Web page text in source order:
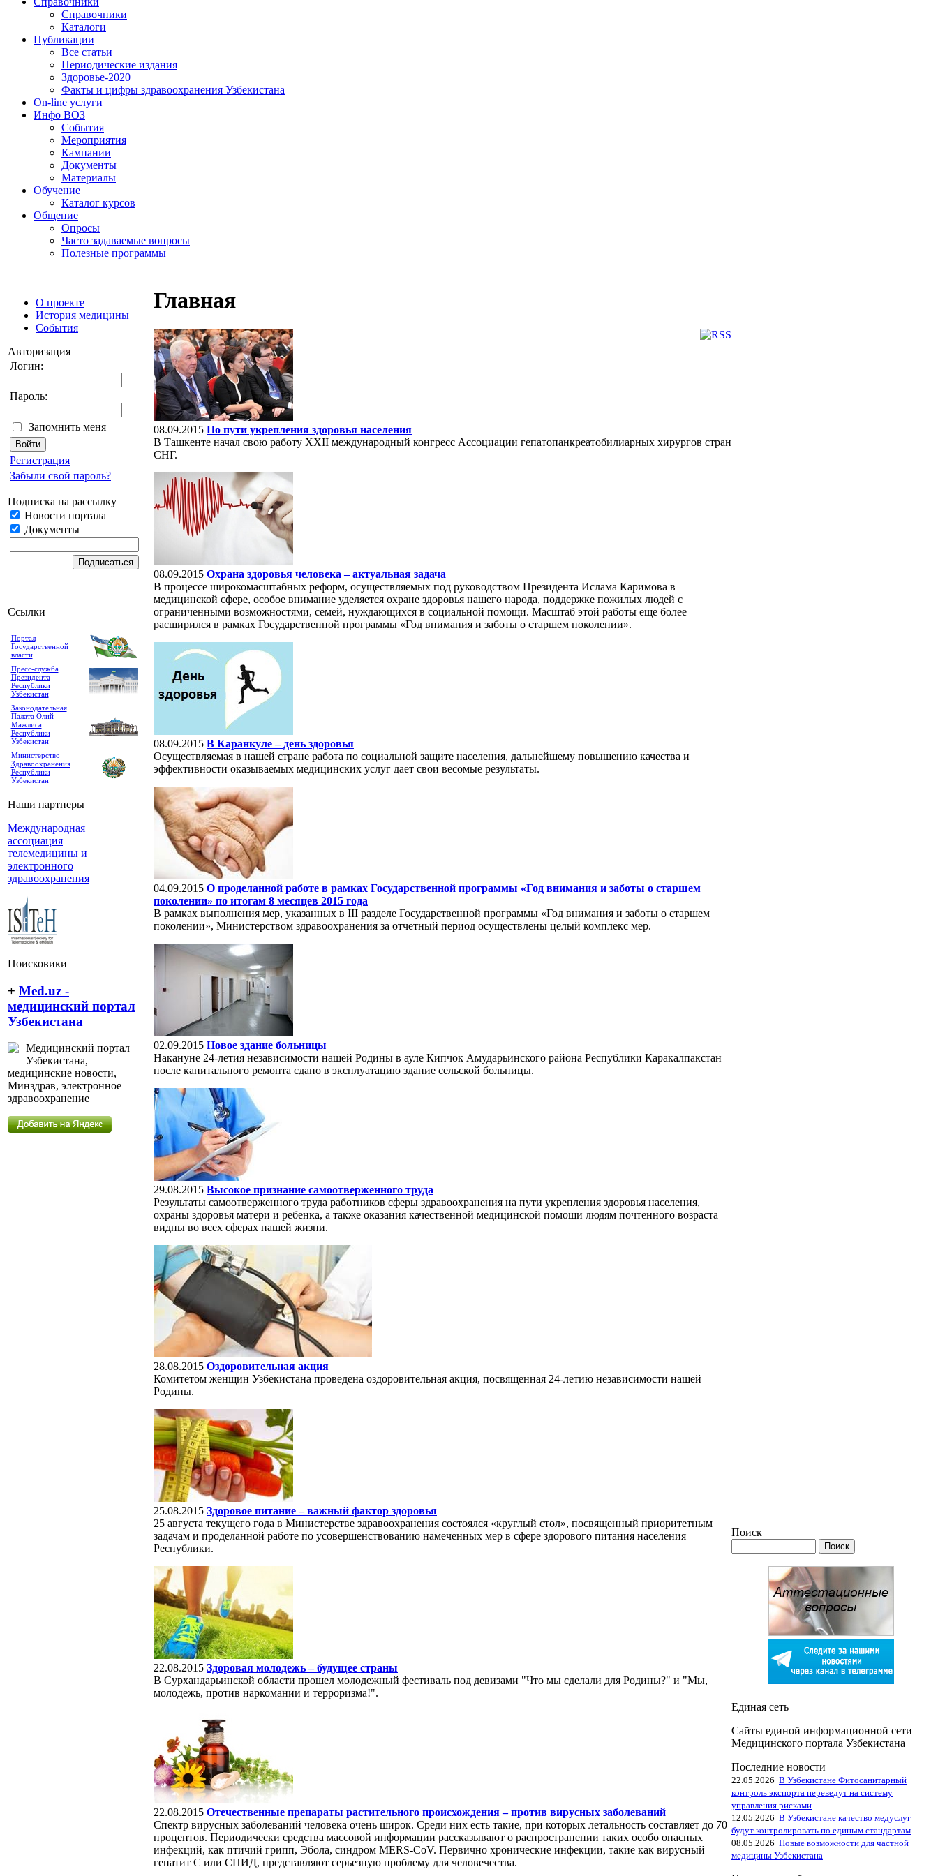
Справочники
Каталоги
Публикации
Все статьи
Периодические издания
Здоровье-2020
Факты и цифры здравоохранения Узбекистана
On-line услуги
Инфо ВОЗ
События
Мероприятия
Кампании
Документы
Материалы
Обучение
Каталог курсов
Общение
Опросы
Часто задаваемые вопросы
Полезные программы
О проекте
История медицины
События
Авторизация
Логин:
Пароль:
Запомнить меня
Регистрация
Забыли свой пароль?
Подписка на рассылку
Новости портала
Документы
Ссылки
Портал
Государственной
власти
Пресс-служба
Президента
Республики
Узбекистан
Законодательная
Палата Олий
Мажлиса
Республики
Узбекистан
Министерство
Здравоохранения
Республики
Узбекистан
Наши партнеры
Международная
ассоциация
телемедицины и
электронного
здравоохранения
Поисковики
+ Med.uz -
медицинский портал
Узбекистана
Медицинский портал
Узбекистана,
медицинские новости,
Минздрав, электронное
здравоохранение
Главная
08.09.2015 По пути укрепления здоровья населения
В Ташкенте начал свою работу XXII международный конгресс Ассоциации гепатопанкреатобилиарных хирургов стран
СНГ.
08.09.2015 Охрана здоровья человека – актуальная задача
В процессе широкомасштабных реформ, осуществляемых под руководством Президента Ислама Каримова в
медицинской сфере, особое внимание уделяется охране здоровья нашего народа, поддержке пожилых людей с
ограниченными возможностями, семей, нуждающихся в социальной помощи. Масштаб этой работы еще более
расширился в рамках Государственной программы «Год внимания и заботы о старшем поколении».
08.09.2015 В Каранкуле – день здоровья
Осуществляемая в нашей стране работа по социальной защите населения, дальнейшему повышению качества и
эффективности оказываемых медицинских услуг дает свои весомые результаты.
04.09.2015 О проделанной работе в рамках Государственной программы «Год внимания и заботы о старшем
поколении» по итогам 8 месяцев 2015 года
В рамках выполнения мер, указанных в III разделе Государственной программы «Год внимания и заботы о старшем
поколении», Министерством здравоохранения за отчетный период осуществлены целый комплекс мер.
02.09.2015 Новое здание больницы
Накануне 24-летия независимости нашей Родины в ауле Кипчок Амударьинского района Республики Каракалпакстан
после капитального ремонта сдано в эксплуатацию здание сельской больницы.
29.08.2015 Высокое признание самоотверженного труда
Результаты самоотверженного труда работников сферы здравоохранения на пути укрепления здоровья населения,
охраны здоровья матери и ребенка, а также оказания качественной медицинской помощи людям почтенного возраста
видны во всех сферах нашей жизни.
28.08.2015 Оздоровительная акция
Комитетом женщин Узбекистана проведена оздоровительная акция, посвященная 24-летию независимости нашей
Родины.
25.08.2015 Здоровое питание – важный фактор здоровья
25 августа текущего года в Министерстве здравоохранения состоялся «круглый стол», посвященный приоритетным
задачам и проделанной работе по усовершенствованию намеченных мер в сфере здорового питания населения
Республики.
22.08.2015 Здоровая молодежь – будущее страны
В Сурхандарьинской области прошел молодежный фестиваль под девизами "Что мы сделали для Родины?" и "Мы,
молодежь, против наркомании и терроризма!".
22.08.2015 Отечественные препараты растительного происхождения – против вирусных заболеваний
Спектр вирусных заболеваний человека очень широк. Среди них есть такие, при которых летальность составляет до 70
процентов. Периодически средства массовой информации рассказывают о распространении таких особо опасных
инфекций, как птичий грипп, Эбола, синдром MERS-CoV. Первично хронические инфекции, такие как вирусный
гепатит С или СПИД, представляют серьезную проблему для человечества.
Поиск
Единая сеть
Сайты единой информационной сети
Медицинского портала Узбекистана
Последние новости
22.05.2026 В Узбекистане Фитосанитарный
контроль экспорта переведут на систему
управления рисками
12.05.2026 В Узбекистане качество медуслуг
будут контролировать по единым стандартам
08.05.2026 Новые возможности для частной
медицины Узбекистана